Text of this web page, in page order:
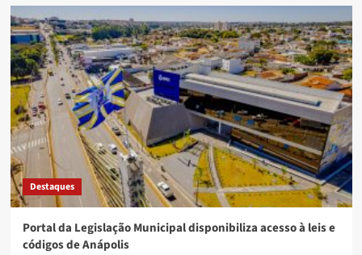
Destaques
Portal da Legislação Municipal disponibiliza acesso à leis e
códigos de Anápolis